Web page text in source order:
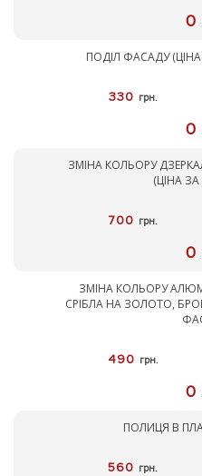
0
ПОДІЛ ФАСАДУ
330 грн.
0
ЗМІНА КОЛЬОРУ
(ЦІНА
700 грн.
0
ЗМІНА КОЛЬОРУ
СРІБЛА НА ЗОЛОТО,
490 грн.
0
ПОЛИЦЯ В
560 грн.